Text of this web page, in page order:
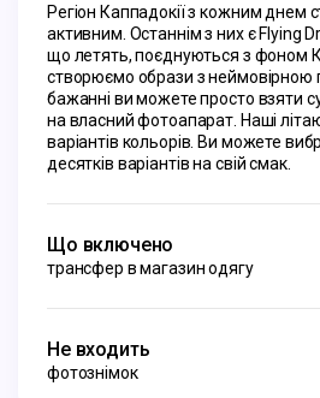
Регіон Каппадокії з кожним днем
активним. Останнім з них є Flying
що летять, поєднуються з фоном
створюємо образи з неймовірною
бажанні ви можете просто взяти
на власний фотоапарат. Наші
варіантів кольорів. Ви можете
десятків варіантів на свій смак.
Що включено
трансфер в магазин одягу
Не входить
фотознімок